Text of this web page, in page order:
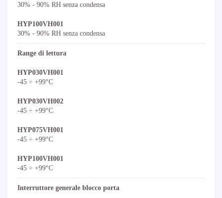
30% - 90% RH senza condensa
HYP100VH001
30% - 90% RH senza condensa
Range di lettura
HYP030VH001
-45 ÷ +99°C
HYP030VH002
-45 ÷ +99°C
HYP075VH001
-45 ÷ +99°C
HYP100VH001
-45 ÷ +99°C
Interruttore generale blocco porta